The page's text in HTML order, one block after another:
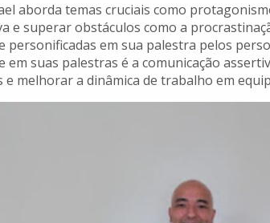
aborda temas cruciais como
e superar obstáculos como a
personificadas em sua palestra pelos
em suas palestras é a comunicação
e melhorar a dinâmica de trabalho em